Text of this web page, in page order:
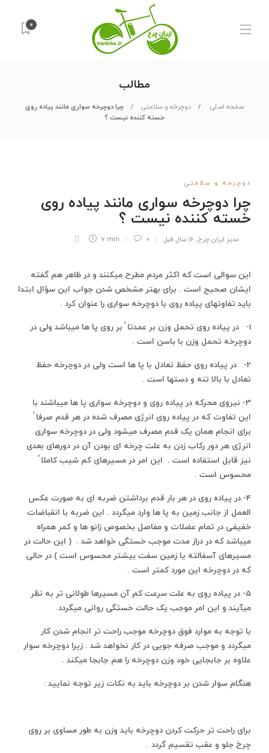
0
مطالب
صفحه اصلی دوچرخه و سلامتی
چرا دوچرخه سواری مانند پیاده روی
خسته کننده نیست ؟
دوچرخه و سلامتی
چرا دوچرخه سواری مانند پیاده روی
خسته کننده نیست ؟
مدیر ایران چرخ, 16 سال قبل 0
7 min
این سوالی است که اکثر مردم مطرح میکنند و در ظاهر هم گفته
ایشان صحیح است . برای بهتر مشخص شدن جواب این سؤال ابتدا
باید تفاوتهای پیاده روی با دوچرخه سواری را عنوان کرد .
1- در پیاده روی تحمل وزن بر عمدتا ً بر روی پا ها میباشد ولی در
دوچرخه تحمل وزن با باسن است .
2- در پیاده روی حفظ تعادل با پا ها است ولی در دوچرخه حفظ
تعادل با بالا تنه و دستها است .
3- نیروی محرکه در پیاده روی و دوچرخه سواری پا ها میباشند با
این تفاوت که در پیاده روی انرژی مصرف شده در هر قدم صرفا ً
برای انجام همان یک قدم مصرف میشود ولی در دوچرخه سواری
انرژی هر دور رکاب زدن به علت چرخه ای بودن آن در دورهای بعدی
نیز قابل استفاده است . این امر در مسیرهای کم شیب کاملا ً
محسوس است .
4- در پیاده روی در هر بار قدم برداشتن ضربه ای به صورت عکس
العمل از جانب زمین به پا ها وارد میگردد . این ضربه با انقباضات
خفیفی در تمام عضلات و مفاصل بخصوص زانو ها و کمر همراه
میباشد که در دراز مدت موجب خستگی خواهد شد . ( این حالت در
مسیرهای آسفالته یا زمین سفت بیشتر محسوس است ) در حالی
که در دوچرخه این مورد کمتر است .
5- در پیاده روی به علت سرعت کم آن مسیرها طولانی تر به نظر
میآیند و این امر موجب یک حالت خستگی روانی میگردد.
با توجه به موارد فوق دوچرخه موجب راحت تر انجام شدن کار
میگردد و موجب صرفه جویی در کار نخواهد شد . زیرا دوچرخه سوار
علاوه بر جابجایی خود وزن دوچرخه را هم جابجا میکند .
هنگام سوار شدن بر دوچرخه باید به نکات زیر توجه نمایید :
برای راحت تر حرکت کردن دوچرخه باید وزن به طور مساوی بر روی
چرخ جلو و عقب تقسیم گردد .